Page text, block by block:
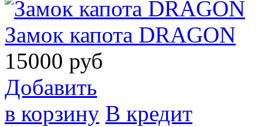
Замок капота DRAGON
15000 руб
Добавить
в корзину В кредит